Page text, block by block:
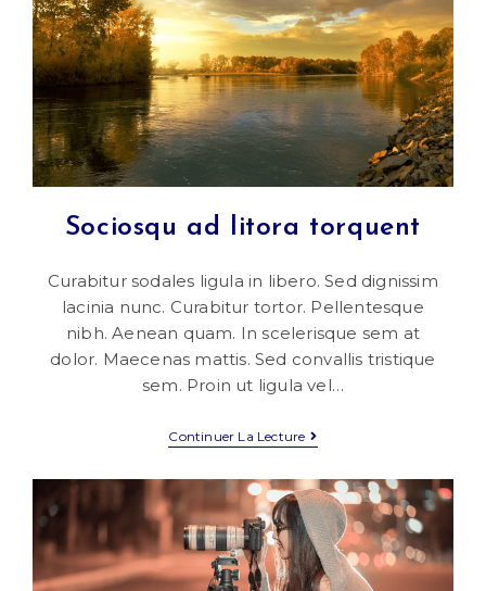
Sociosqu ad litora torquent
Curabitur sodales ligula in libero. Sed dignissim
lacinia nunc. Curabitur tortor. Pellentesque
nibh. Aenean quam. In scelerisque sem at
dolor. Maecenas mattis. Sed convallis tristique
sem. Proin ut ligula vel…
Continuer La LectureSociosqu
Torquent